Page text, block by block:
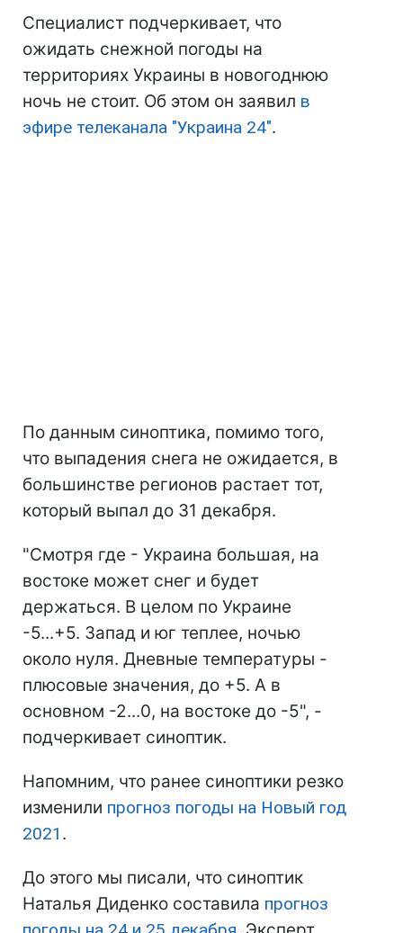
Специалист подчеркивает, что
ожидать снежной погоды на
территориях Украины в новогоднюю
ночь не стоит. Об этом он заявил в
эфире телеканала "Украина 24".
По данным синоптика, помимо того,
что выпадения снега не ожидается, в
большинстве регионов растает тот,
который выпал до 31 декабря.
"Смотря где - Украина большая, на
востоке может снег и будет
держаться. В целом по Украине
-5...+5. Запад и юг теплее, ночью
около нуля. Дневные температуры -
плюсовые значения, до +5. А в
основном -2...0, на востоке до -5", -
подчеркивает синоптик.
Напомним, что ранее синоптики резко
изменили прогноз погоды на Новый год
2021 .
До этого мы писали, что синоптик
Наталья Диденко составила прогноз